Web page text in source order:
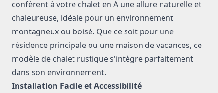
confèrent à votre chalet en A une allure naturelle et
chaleureuse, idéale pour un environnement
montagneux ou boisé. Que ce soit pour une
résidence principale ou une maison de vacances, ce
modèle de chalet rustique s'intègre parfaitement
dans son environnement.
Installation Facile et Accessibilité